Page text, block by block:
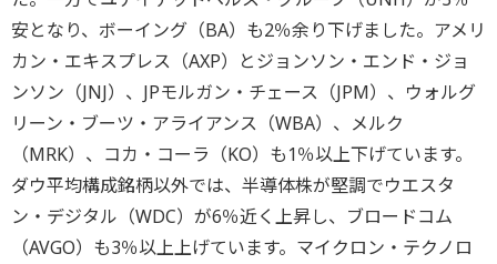
安となり、ボーイング（BA）も2％余り下げました。アメリ
カン・エキスプレス（AXP）とジョンソン・エンド・ジョ
ンソン（JNJ）、JPモルガン・チェース（JPM）、ウォルグ
リーン・ブーツ・アライアンス（WBA）、メルク
（MRK）、コカ・コーラ（KO）も1％以上下げています。
ダウ平均構成銘柄以外では、半導体株が堅調でウエスタ
ン・デジタル（WDC）が6％近く上昇し、ブロードコム
（AVGO）も3％以上上げています。マイクロン・テクノロ